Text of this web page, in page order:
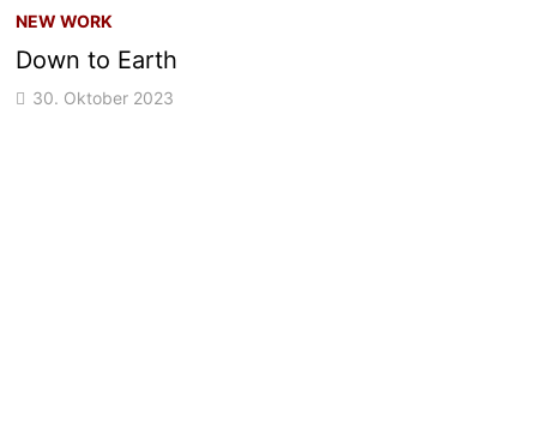
NEW WORK
Down to Earth
30. Oktober 2023